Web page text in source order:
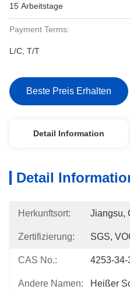
15 Arbeitstage
Payment Terms:
L/C, T/T
Beste Preis Erhalten
Detail Information
Detail
Herkunftsort: Jiangsu,
Zertifizierung: SGS,
CAS No.: 4253-34-
Andere Namen: Heißer